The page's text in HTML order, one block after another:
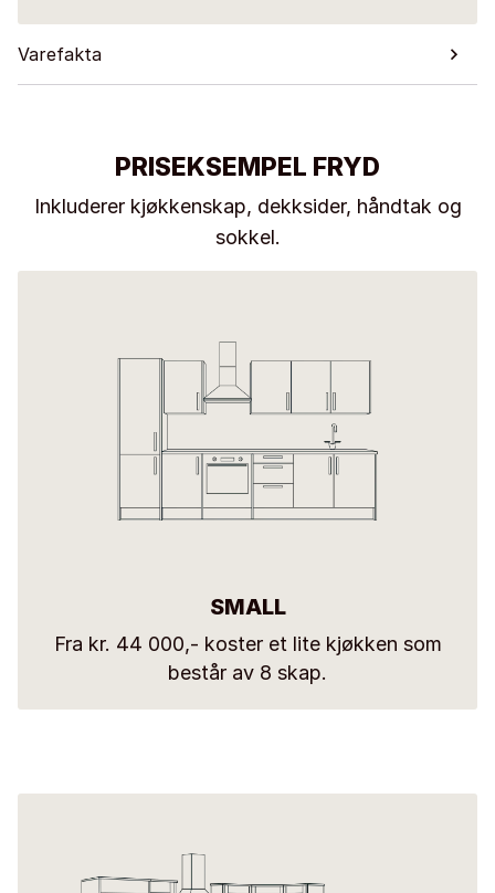
Varefakta
PRISEKSEMPEL FRYD
Inkluderer kjøkkenskap, dekksider, håndtak og
sokkel.
SMALL
Fra kr. 44 000,- koster et lite kjøkken som
består av 8 skap.